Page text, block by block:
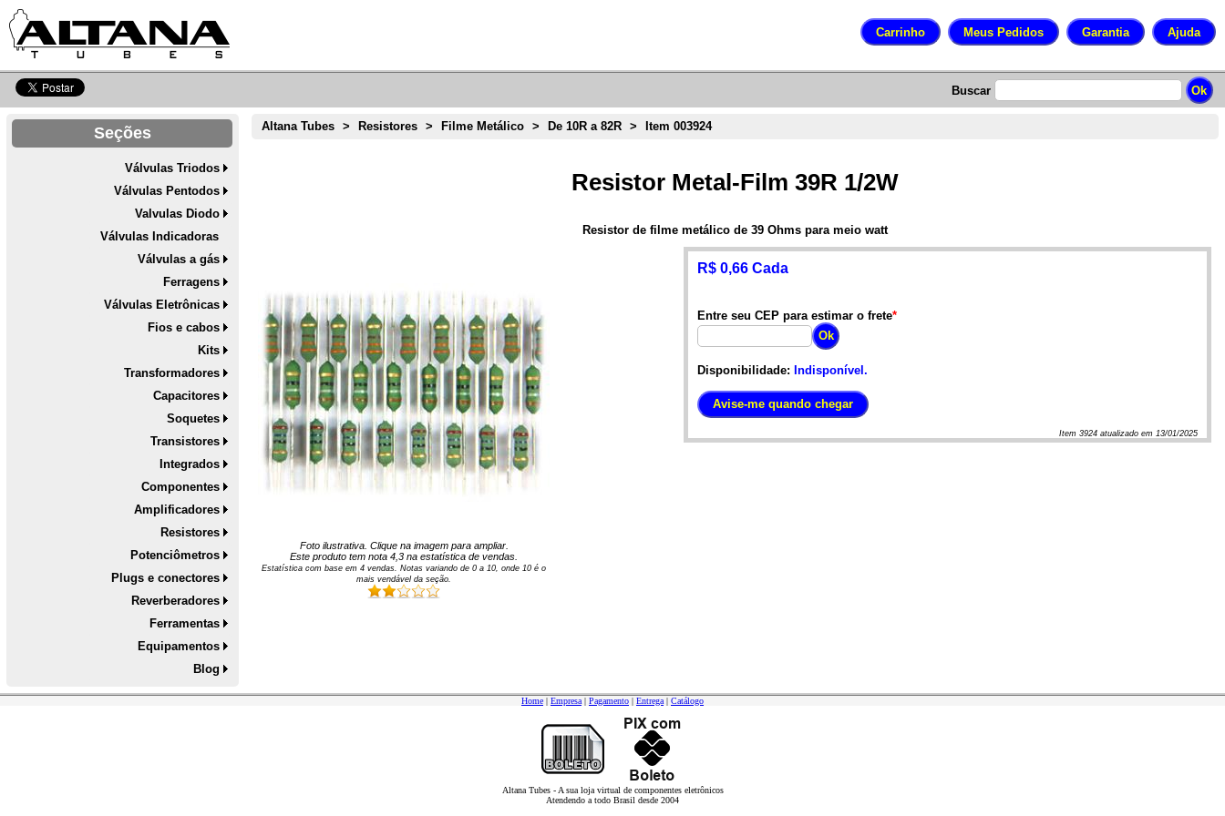
Buscar
Seções
Válvulas Triodos
Válvulas Pentodos
Valvulas Diodo
Válvulas Indicadoras
Válvulas a gás
Ferragens
Válvulas Eletrônicas
Fios e cabos
Kits
Transformadores
Capacitores
Soquetes
Transistores
Integrados
Componentes
Amplificadores
Resistores
Potenciômetros
Plugs e conectores
Reverberadores
Ferramentas
Equipamentos
Blog
Altana Tubes > Resistores > Filme Metálico > De 10R a 82R > Item 003924
Resistor Metal-Film 39R 1/2W
Resistor de filme metálico de 39 Ohms para meio watt
Foto ilustrativa. Clique na imagem para ampliar.
Este produto tem nota4,3 na estatística de vendas.
Estatística com base em4 vendas. Notas variando de0 a 10 , onde 10 é o
mais vendável da seção.
R$ 0,66 Cada
Entre seu CEP para estimar o frete*
Disponibilidade: Indisponível.
Item3924 atualizado em 13/01/2025
Home | Empresa | Pagamento | Entrega | Catálogo
Altana Tubes - A sua loja virtual de componentes eletrônicos
Atendendo a todo Brasil desde 2004